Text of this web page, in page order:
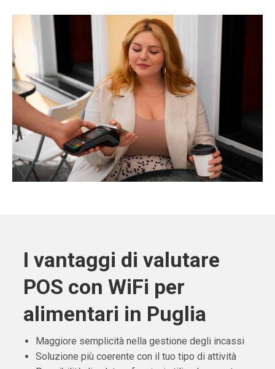
I vantaggi di valutare
POS con WiFi per
alimentari in Puglia
Maggiore semplicità nella gestione degli incassi
Soluzione più coerente con il tuo tipo di attività